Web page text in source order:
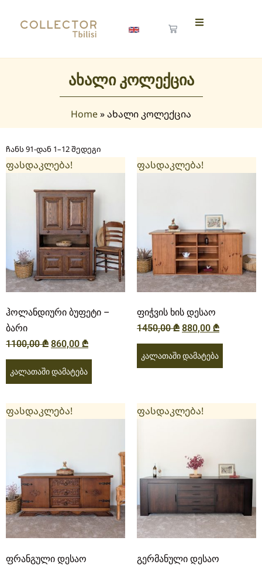
ახალი კოლექცია
Home»ახალი კოლექცია
ჩანს 91-დან 1–12 შედეგი
ფასდაკლება!
ჰოლანდიური ბუფეტი –
ბარი
1100,00₾ 860,00 ₾
კალათაში დამატება
ფასდაკლება!
ფიჭვის ხის დესაო
1450,00₾ 880,00 ₾
კალათაში დამატება
ფასდაკლება!
ფრანგული დესაო
ფასდაკლება!
გერმანული დესაო